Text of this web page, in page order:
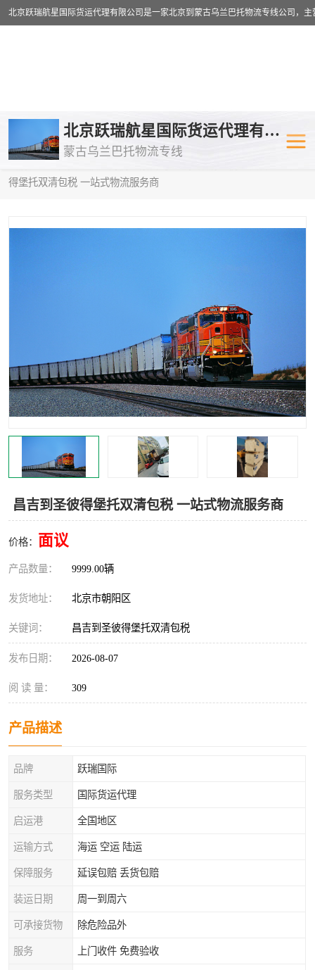
北京跃瑞航星国际货运代理有限公司
蒙古乌兰巴托物流专线
得堡托双清包税 一站式物流服务商
昌吉到圣彼得堡托双清包税 一站式物流服务商
价格： 面议
产品数量： 9999.00辆
发货地址： 北京市朝阳区
关键词： 昌吉到圣彼得堡托双清包税
发布日期： 2026-08-07
阅 读 量： 309
产品描述
品牌 跃瑞国际
服务类型 国际货运代理
启运港 全国地区
运输方式 海运 空运 陆运
保障服务 延误包赔 丢货包赔
装运日期 周一到周六
可承接货物 除危险品外
服务 上门收件 免费验收
乌兰巴托物流专线 乌兰巴托铁
乌兰巴托公路运输
中欧班列
蒙古乌兰巴托双清包税 蒙古乌兰巴